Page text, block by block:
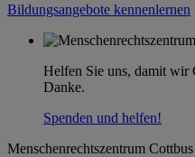
Bildungsangebote kennenlernen
Helfen Sie uns, damit wir
Danke.
Spenden und helfen!
Menschenrechtszentrum Cottbus